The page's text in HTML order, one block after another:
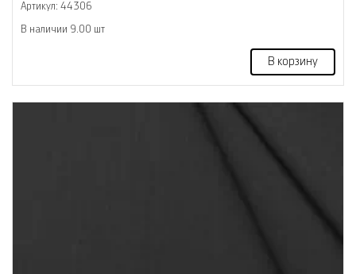
Артикул: 44306
В наличии 9.00 шт
В корзину